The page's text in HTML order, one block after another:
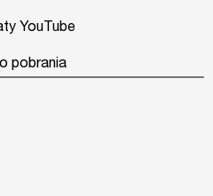
YouTube
pobrania